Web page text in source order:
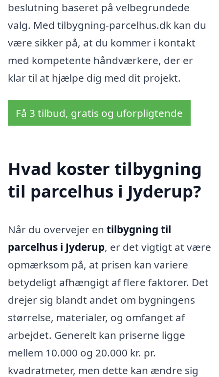
beslutning baseret på velbegrundede
valg. Med tilbygning-parcelhus.dk kan du
være sikker på, at du kommer i kontakt
med kompetente håndværkere, der er
klar til at hjælpe dig med dit projekt.
Få 3 tilbud, gratis og uforpligtende
Hvad koster tilbygning
til parcelhus i Jyderup?
Når du overvejer en tilbygning til
parcelhus i Jyderup, er det vigtigt at være
opmærksom på, at prisen kan variere
betydeligt afhængigt af flere faktorer. Det
drejer sig blandt andet om bygningens
størrelse, materialer, og omfanget af
arbejdet. Generelt kan priserne ligge
mellem 10.000 og 20.000 kr. pr.
kvadratmeter, men dette kan ændre sig